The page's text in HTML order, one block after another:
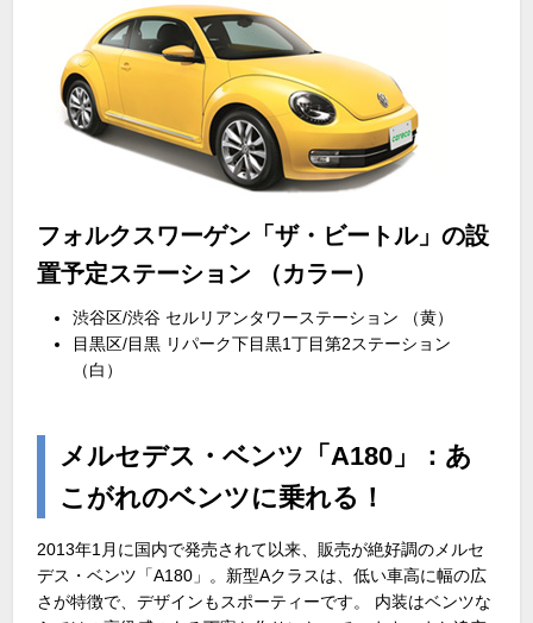
フォルクスワーゲン「ザ・ビートル」の設
置予定ステーション （カラー）
渋谷区/渋谷 セルリアンタワーステーション （黄）
目黒区/目黒 リパーク下目黒1丁目第2ステーション
（白）
メルセデス・ベンツ「A180」：あ
こがれのベンツに乗れる！
2013年1月に国内で発売されて以来、販売が絶好調のメルセ
デス・ベンツ「A180」。新型Aクラスは、低い車高に幅の広
さが特徴で、デザインもスポーティーです。 内装はベンツな